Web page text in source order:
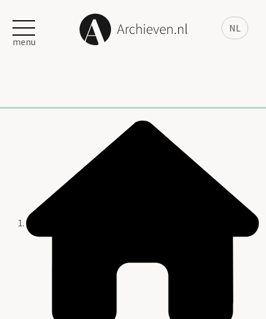
NL
menu